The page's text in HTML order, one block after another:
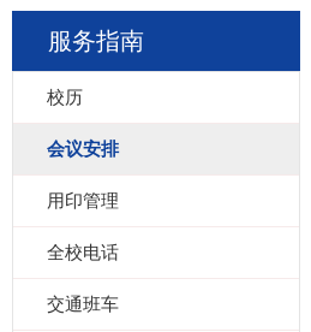
服务指南
校历
会议安排
用印管理
全校电话
交通班车